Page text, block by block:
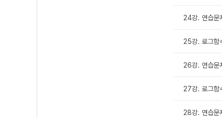
24강. 연습문
25강. 로그함
26강. 연습문
27강. 로그함
28강. 연습문